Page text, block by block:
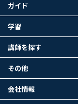
ガイド
学習
講師を探す
その他
会社情報